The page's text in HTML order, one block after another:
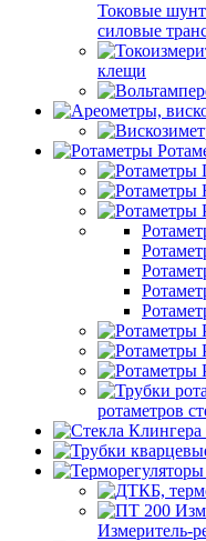
Токовые
силовые
клещи
ротаметров
Измеритель-